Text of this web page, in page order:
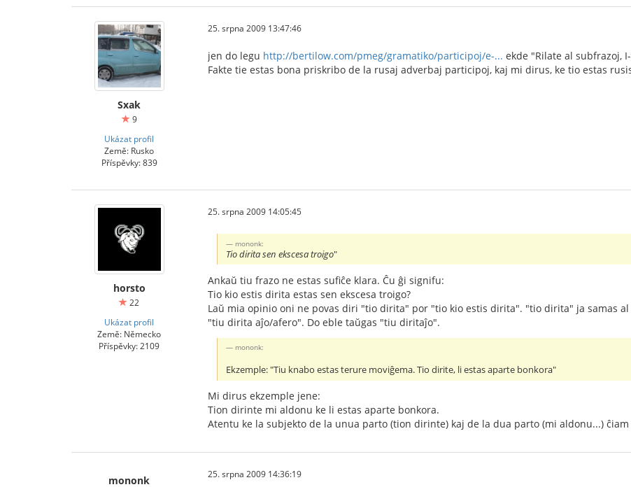
Sxak
9
Ukázat profil
Země: Rusko
Příspěvky: 839
25. srpna 2009 13:47:46
jen do legu http://bertilow.com/pmeg/gramatiko/participoj/e-... ekde "Rilate al subfrazoj,
Fakte tie estas bona priskribo de la rusaj adverbaj participoj, kaj mi dirus, ke tio estas
horsto
22
Ukázat profil
Země: Německo
Příspěvky: 2109
25. srpna 2009 14:05:45
mononk:
Tio dirita sen ekscesa troigo"
Ankaŭ tiu frazo ne estas sufiĉe klara. Ĉu ĝi signifu:
Tio kio estis dirita estas sen ekscesa troigo?
Laŭ mia opinio oni ne povas diri "tio dirita" por "tio kio estis dirita". "tio dirita" ja samas
"tiu dirita aĵo/afero". Do eble taŭgas "tiu diritaĵo".
mononk:
Ekzemple: "Tiu knabo estas terure moviĝema. Tio dirite, li estas aparte bonkora"
Mi dirus ekzemple jene:
Tion dirinte mi aldonu ke li estas aparte bonkora.
Atentu ke la subjekto de la unua parto (tion dirinte) kaj de la dua parto (mi aldonu...) ĉiam
mononk 25. srpna 2009 14:36:19